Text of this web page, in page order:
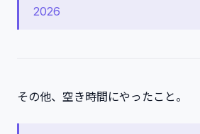
2026
その他、空き時間にやったこと。